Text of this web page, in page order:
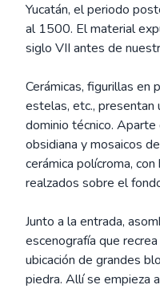
Yucatán, el periodo
al 1500. El material
siglo VII antes de
Cerámicas, figurillas en
estelas, etc., presentan
dominio técnico.
obsidiana y mosaicos
cerámica polícroma,
realzados sobre el
Junto a la entrada,
escenografía que
ubicación de grandes
piedra. Allí se empieza